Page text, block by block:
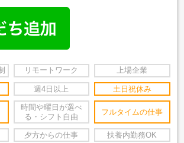
リモートワーク 上場企業
週4日以上 土日祝休み
時間や曜日が選べ
る・シフト自由
フルタイムの仕事
夕方からの仕事 扶養内勤務OK